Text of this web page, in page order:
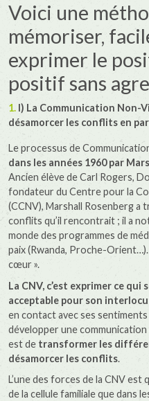
Voici une
mémoriser,
exprimer le
positif sans
I) La Communication Non-
désamorcer les conflits en
Le processus de
dans les années 1960 par
Ancien élève de Carl Rogers,
fondateur du Centre pour la
(CCNV), Marshall Rosenberg a
conflits qu’il rencontrait ; il a
monde des programmes de
paix (Rwanda, Proche-
cœur ».
La CNV, c’est exprimer ce qui
acceptable pour son
en contact avec ses
développer une
est de transformer les
désamorcer les conflits.
L’une des forces de la CNV est
de la cellule familiale que dans